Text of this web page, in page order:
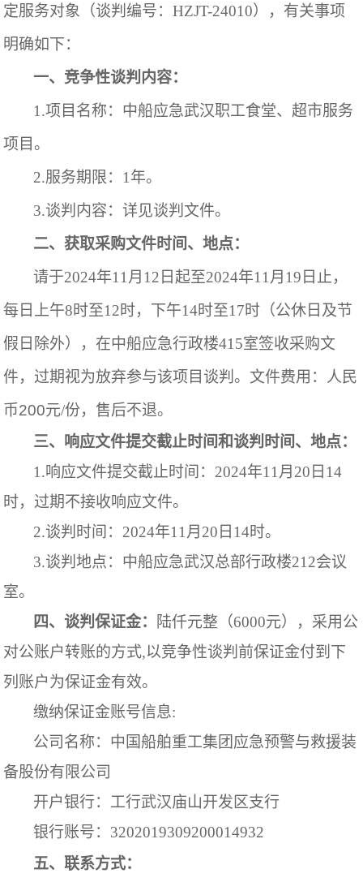
定服务对象（谈判编号：HZJT-24010），有关事项
明确如下：
一、竞争性谈判内容：
1.项目名称： 中船应急武汉职工食堂、超市服务
项目。
2.服务期限： 1 年。
3.谈判内容：详见谈判文件。
二、获取采购文件时间、地点：
请于2024年11月1 2 日起至2024年11月19 日止，
每日上午8时至12时，下午14时至17时 （公休日及节
假日除外），在中船应急行政楼415室签收采购文
件，过期视为放弃参与该项目谈判。 文件费用：人民
币200元/份，售后不退。
三、 响应文件提交截止时间和谈判时间、地点：
1.响应文件提交截止时间：2024年11月20 日 14
时，过期不接收响应文件。
2.谈判时间：2024年11 月 20 日 14时。
3.谈判地点：中船应急武汉总部行政楼212会议
室。
四、谈判保证金：
陆仟元整（6000元），采用公
对公账户转账的方式,以竞争性谈判前保证金付到下
列账户为保证金有效。
缴纳保证金账号信息:
公司名称：中国船舶重工集团应急预警与救援装
备股份有限公司
开户银行：工行武汉庙山开发区支行
银行账号： 3202019309200014932
五、联系方式：